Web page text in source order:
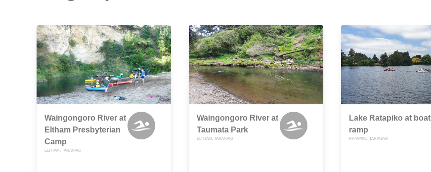
Waingongoro River at
Eltham Presbyterian
Camp
ELTHAM, TARANAKI
Waingongoro River at
Taumata Park
ELTHAM, TARANAKI
Lake Ratapiko at boat
ramp
RATAPIKO, TARANAKI